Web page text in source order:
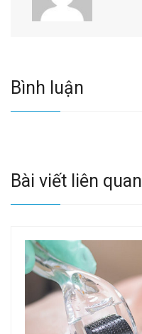
Bình luận
Bài viết liên quan